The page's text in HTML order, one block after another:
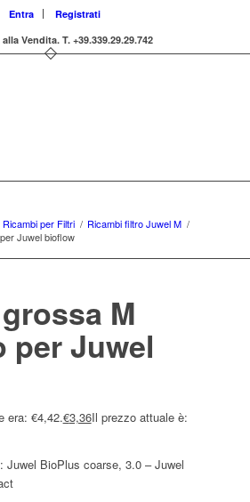
Entra
Registrati
Vendita. T. +39.339.29.29.742
Ricambi per Filtri / Ricambi filtro Juwel M /
Juwel bioflow
M
per Juwel
era: €4,42.€3,36Il prezzo attuale è:
Juwel BioPlus coarse, 3.0 – Juwel